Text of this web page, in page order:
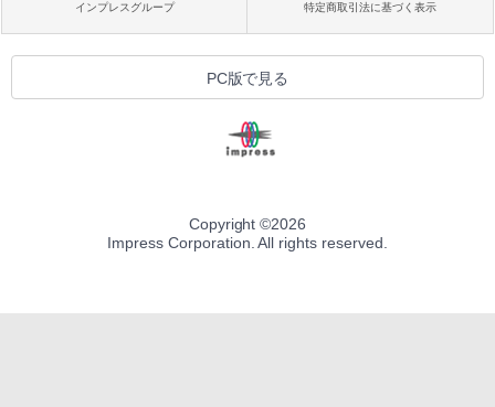
インプレスグループ 特定商取引法に基づく表示
PC版で見る
Copyright ©2026
Impress Corporation. All rights reserved.